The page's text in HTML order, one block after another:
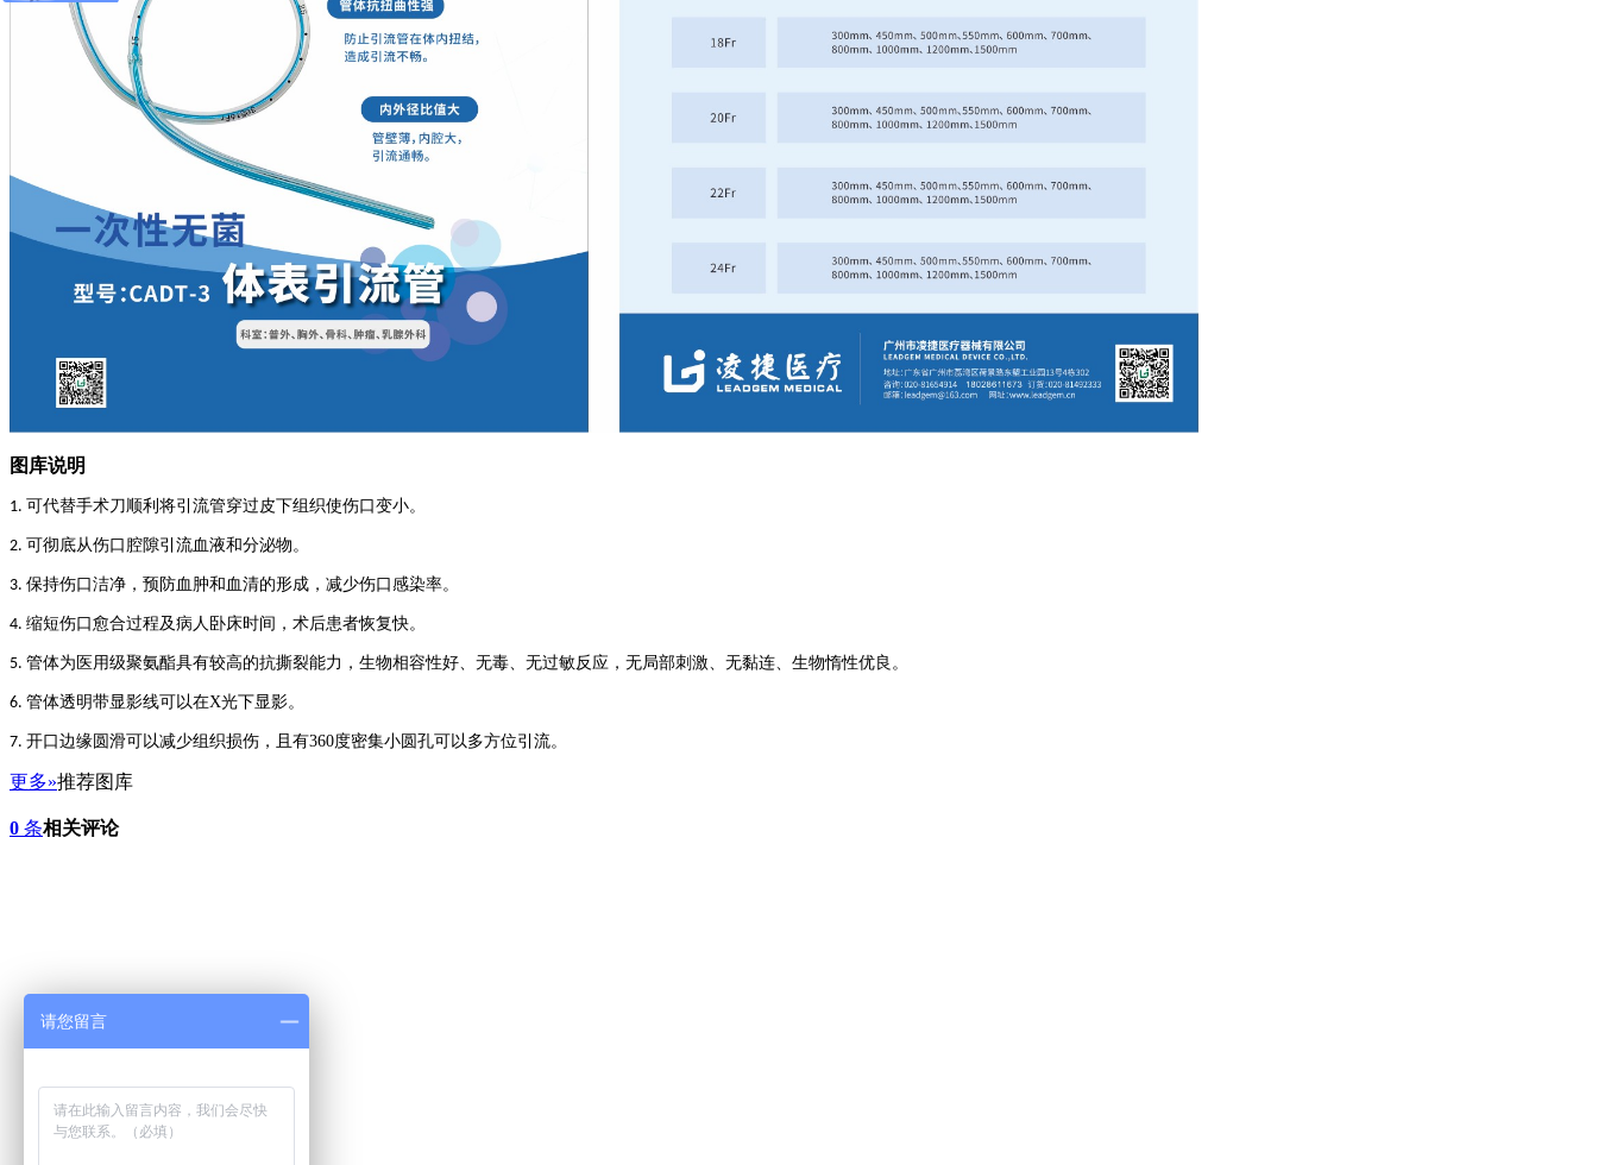
图库说明
1. 可代替手术刀顺利将引流管穿过皮下组织使伤口变小。
2. 可彻底从伤口腔隙引流血液和分泌物。
3. 保持伤口洁净，预防血肿和血清的形成，减少伤口感染率。
4. 缩短伤口愈合过程及病人卧床时间，术后患者恢复快。
5. 管体为医用级聚氨酯具有较高的抗撕裂能力，生物相容性好、无毒、无过敏反应，无局部刺激、无黏连、生物惰性优良。
6. 管体透明带显影线可以在X光下显影。
7. 开口边缘圆滑可以减少组织损伤，且有360度密集小圆孔可以多方位引流。
更多»推荐图库
0 条相关评论
请您留言